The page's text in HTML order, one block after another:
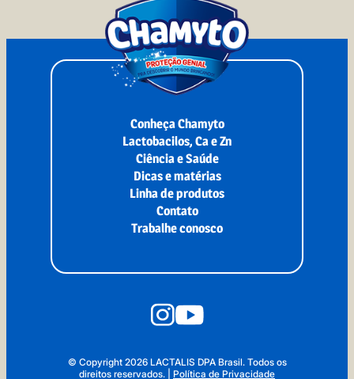
Conheça Chamyto
Lactobacilos, Ca e Zn
Ciência e Saúde
Dicas e matérias
Linha de produtos
Contato
Trabalhe conosco
© Copyright 2026 LACTALIS DPA Brasil. Todos os
direitos reservados.
Política de Privacidade